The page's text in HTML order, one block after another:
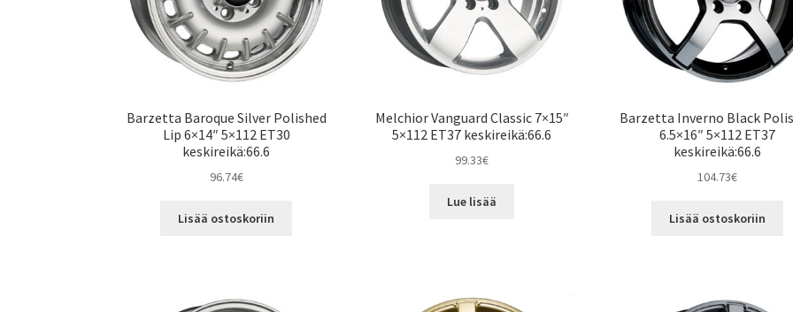
Barzetta Baroque Silver Polished
Lip 6×14″ 5×112 ET30
keskireikä:66.6
96.74€
Lisää ostoskoriin
Melchior Vanguard Classic 7×15″
5×112 ET37 keskireikä:66.6
99.33€
Lue lisää
Barzetta Inverno Black
6.5×16″ 5×112 ET37
keskireikä:66.6
104.73€
Lisää ostoskoriin